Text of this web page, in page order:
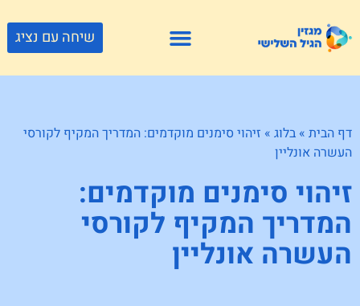
שיחה עם נציג
דף הבית » בלוג » זיהוי סימנים מוקדמים: המדריך המקיף לקורסי
העשרה אונליין
זיהוי סימנים מוקדמים:
המדריך המקיף לקורסי
העשרה אונליין